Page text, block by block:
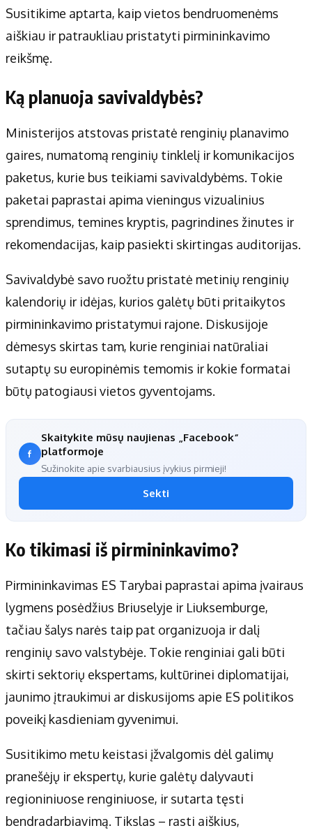
Susitikime aptarta, kaip vietos bendruomenėms
aiškiau ir patraukliau pristatyti pirmininkavimo
reikšmę.
Ką planuoja savivaldybės?
Ministerijos atstovas pristatė renginių planavimo
gaires, numatomą renginių tinklelį ir komunikacijos
paketus, kurie bus teikiami savivaldybėms. Tokie
paketai paprastai apima vieningus vizualinius
sprendimus, temines kryptis, pagrindines žinutes ir
rekomendacijas, kaip pasiekti skirtingas auditorijas.
Savivaldybė savo ruožtu pristatė metinių renginių
kalendorių ir idėjas, kurios galėtų būti pritaikytos
pirmininkavimo pristatymui rajone. Diskusijoje
dėmesys skirtas tam, kurie renginiai natūraliai
sutaptų su europinėmis temomis ir kokie formatai
būtų patogiausi vietos gyventojams.
Skaitykite mūsų naujienas „Facebook“
platformoje
Sužinokite apie svarbiausius įvykius pirmieji!
Sekti
Ko tikimasi iš pirmininkavimo?
Pirmininkavimas ES Tarybai paprastai apima įvairaus
lygmens posėdžius Briuselyje ir Liuksemburge,
tačiau šalys narės taip pat organizuoja ir dalį
renginių savo valstybėje. Tokie renginiai gali būti
skirti sektorių ekspertams, kultūrinei diplomatijai,
jaunimo įtraukimui ar diskusijoms apie ES politikos
poveikį kasdieniam gyvenimui.
Susitikimo metu keistasi įžvalgomis dėl galimų
pranešėjų ir ekspertų, kurie galėtų dalyvauti
regioniniuose renginiuose, ir sutarta tęsti
bendradarbiavimą. Tikslas – rasti aiškius,